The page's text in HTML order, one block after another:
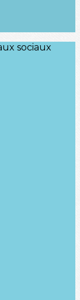
sociaux